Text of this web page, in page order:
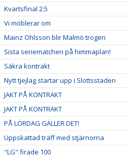
Kvartsfinal 2:5
Vi möblerar om
Mainz Ohlsson blir Malmö trogen
Sista seriematchen på himmaplan!
Säkra kontrakt
Nytt tjejlag startar upp i Slottsstaden
JAKT PÅ KONTRAKT
JAKT PÅ KONTRAKT
PÅ LÖRDAG GÄLLER DET!
Uppskattad träff med stjärnorna
"LG" firade 100